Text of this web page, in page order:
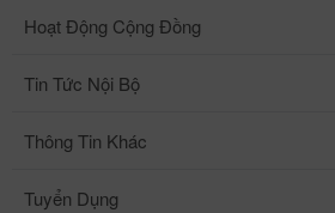
Hoạt Động Cộng Đồng
Tin Tức Nội Bộ
Thông Tin Khác
Tuyển Dụng